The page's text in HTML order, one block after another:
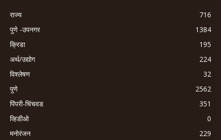
राज्य
716
पुणे -उपनगर
1384
क्रिडा
195
अर्थ/उद्योग
224
विश्लेषण
32
पुणे
2562
पिंपरी-चिंचवड
351
व्हिडीओ
0
मनोरंजन
229